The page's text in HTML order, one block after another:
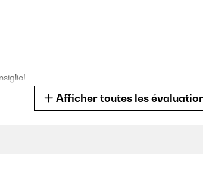
fatta tagliare a metà
Afficher toutes les